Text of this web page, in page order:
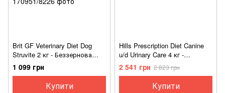
Brit GF Veterinary Diet Dog
Struvite 2 кг - Беззернова
дієта при сечокам'яній
хворобі з яйцем, індичкою,
горохом і гречкою для собак
1 099 грн
Купити
Hills Prescription Diet Canine
u/d Urinary Care 4 кг -
Лікувальний корм для собак
із захворюваннями нирок і
сечостатевих шляхів
2 541 грн 2 823 грн
Купити